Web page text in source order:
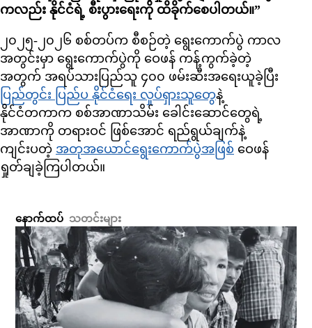
ကလည်း နိုင်ငံရဲ့ စီးပွားရေးကို ထိခိုက်စေပါတယ်။”
၂၀၂၅-၂၀၂၆ စစ်တပ်က စီစဉ်တဲ့ ရွေးကောက်ပွဲ ကာလ
အတွင်းမှာ ရွေးကောက်ပွဲကို ဝေဖန် ကန့်ကွက်ခဲ့တဲ့
အတွက် အရပ်သားပြည်သူ ၄၀၀ ဖမ်းဆီးအ‌ရေးယူခဲ့ပြီး
ပြည်တွင်း ပြည်ပ နိုင်ငံရေး လှုပ်ရှားသူတွေနဲ့
နိုင်ငံတကာက စစ်အာဏာသိမ်း ခေါင်းဆောင်တွေရဲ့
အာဏာကို တရားဝင် ဖြစ်အောင် ရည်ရွယ်ချက်နဲ့
ကျင်းပတဲ့ အတုအယောင်ရွေးကောက်ပွဲအဖြစ် ဝေဖန်
ရှုတ်ချခဲ့ကြပါတယ်။
နောက်ထပ် သတင်းများ